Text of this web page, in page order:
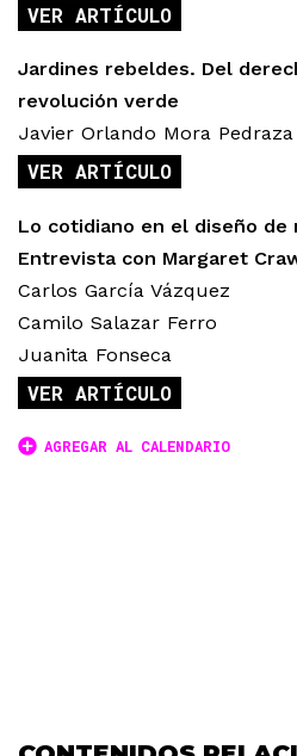
VER ARTÍCULO
Jardines rebeldes. Del
revolución verde
Javier Orlando Mora Pedraza
VER ARTÍCULO
Lo cotidiano en el diseño de
Entrevista con Margaret
Carlos García Vázquez
Camilo Salazar Ferro
Juanita Fonseca
VER ARTÍCULO
AGREGAR AL CALENDARIO